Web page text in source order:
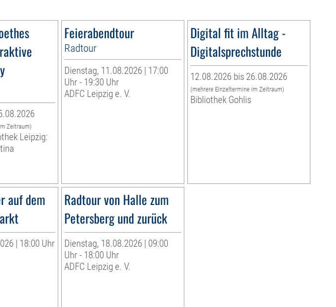
Zeitraum)
Leipzig:
Feierabendtour
Radtour
Dienstag, 11.08.2026 | 17:00
Uhr - 19:30 Uhr
ADFC Leipzig e. V.
Digital fit im Alltag -
Digitalsprechstunde
12.08.2026 bis 26.08.2026
(mehrere Einzeltermine im Zeitraum)
Bibliothek Gohlis
auf dem
| 18:00 Uhr
Radtour von Halle zum
Petersberg und zurück
Dienstag, 18.08.2026 | 09:00
Uhr - 18:00 Uhr
ADFC Leipzig e. V.